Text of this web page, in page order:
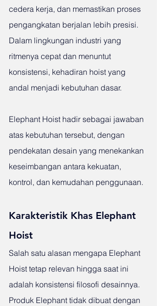
cedera kerja, dan memastikan proses
pengangkatan berjalan lebih presisi.
Dalam lingkungan industri yang
ritmenya cepat dan menuntut
konsistensi, kehadiran hoist yang
andal menjadi kebutuhan dasar.
Elephant Hoist hadir sebagai jawaban
atas kebutuhan tersebut, dengan
pendekatan desain yang menekankan
keseimbangan antara kekuatan,
kontrol, dan kemudahan penggunaan.
Karakteristik Khas Elephant
Hoist
Salah satu alasan mengapa Elephant
Hoist tetap relevan hingga saat ini
adalah konsistensi filosofi desainnya.
Produk Elephant tidak dibuat dengan